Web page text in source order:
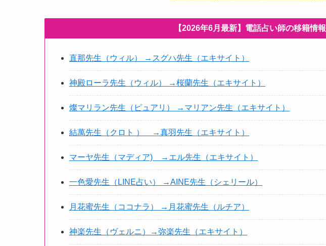
【2026年6月最新】電話占い師の移籍情報
直那先生（ウィル） →スグハ先生（エキサイト）
神殿ローラ先生（ウィル） →桜蘭先生（エキサイト）
燦マリラン先生（ピュアリ） →マリアン先生（エキサイト）
結萬先生（クロト ） →真羽先生（エキサイト）
マーヤ先生（マディア) →エル先生（エキサイト）
一色愛先生（LINE占い） →AINE先生（シェリール）
月花蜜先生（ココナラ） →月花蜜先生（ルチア）
神楽先生（ヴェルニ）→弥楽先生（エキサイト）